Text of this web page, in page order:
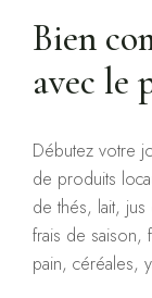
Bien
avec le
Débutez votre
de produits
de thés, lait,
frais de saison,
pain, céréales,